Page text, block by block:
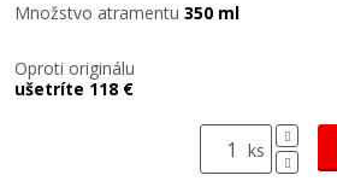
Množstvo atramentu 350 ml
Oproti originálu
ušetríte 118 €
ks